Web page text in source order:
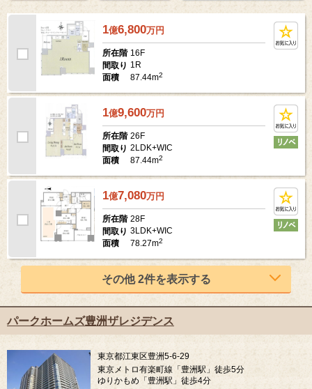
1億6,800万円
所在階 16F
間取り 1R
面積
87.44m2
1億9,600万円
所在階 26F
間取り 2LDK+WIC
面積
87.44m2
1億7,080万円
所在階 28F
間取り 3LDK+WIC
面積
78.27m2
その他 2件を表示する
パークホームズ豊洲ザレジデンス
東京都江東区豊洲5-6-29
東京メトロ有楽町線「豊洲駅」徒歩5分
ゆりかもめ「豊洲駅」徒歩4分